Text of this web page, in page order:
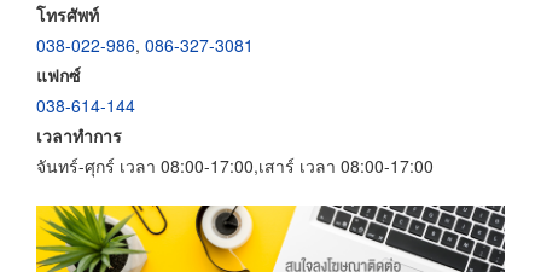
โทรศัพท์
038-022-986, 086-327-3081
แฟกซ์
038-614-144
เวลาทำการ
จันทร์-ศุกร์ เวลา 08:00-17:00,เสาร์ เวลา 08:00-17:00